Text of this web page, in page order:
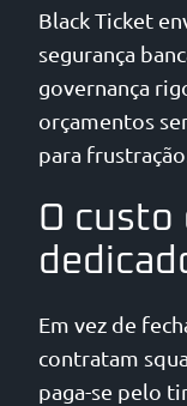
Black Ticket
segurança
governança
orçamentos
para frustração.
O custo
Em vez de
contratam
paga-se pelo